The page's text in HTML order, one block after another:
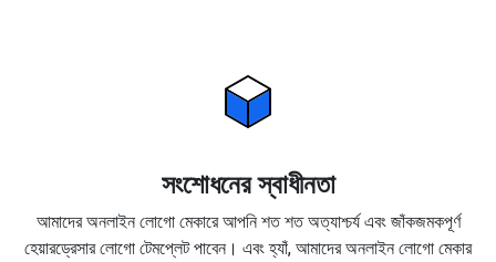
সংশোধনের স্বাধীনতা
আমাদের অনলাইন লোগো মেকারে আপনি শত শত অত্যাশ্চর্য এবং জাঁকজমকপূর্ণ
হেয়ারড্রেসার লোগো টেমপ্লেট পাবেন। এবং হ্যাঁ, আমাদের অনলাইন লোগো মেকার